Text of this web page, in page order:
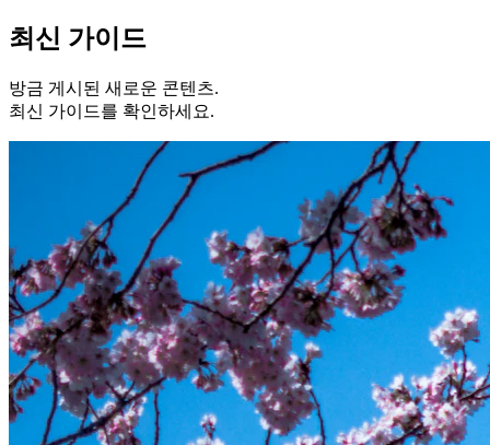
최신 가이드
방금 게시된 새로운 콘텐츠.
최신 가이드를 확인하세요.